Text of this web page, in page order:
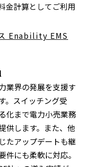
金計算としてご利用
Enability EMS
業界の発展を支援す
。スイッチング受
化まで電力小売業務
供します。また、他
たアップデートも継
にも柔軟に対応。